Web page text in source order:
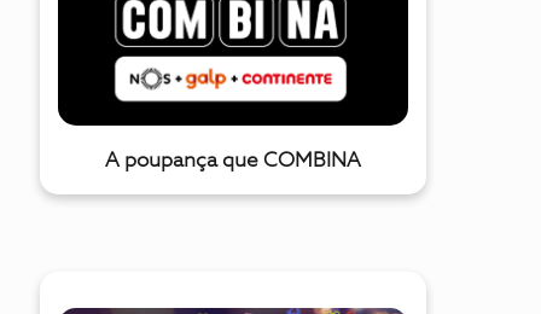
isto ajudaria-vos a ter melhor imagem.Sugiro que a
encaminhem para alguém, é do vosso
interesse.Obrigado.Melhores cumprimentos,Gonçalo
A poupança que COMBINA